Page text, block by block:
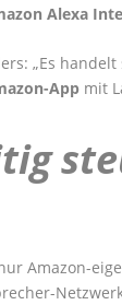
Alexa
„Es
App mit
Amazon-